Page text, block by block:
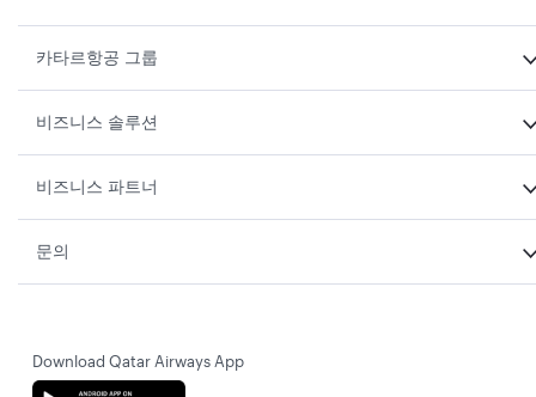
카타르항공 그룹
비즈니스 솔루션
비즈니스 파트너
문의
Download Qatar Airways App